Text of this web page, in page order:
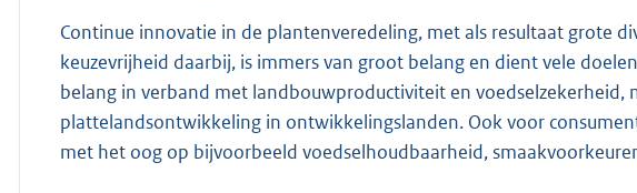
Continue innovatie in de plantenveredeling, met als resultaat grote
keuzevrijheid daarbij, is immers van groot belang en dient vele
belang in verband met landbouwproductiviteit en voedselzekerheid,
plattelandsontwikkeling in ontwikkelingslanden. Ook voor
met het oog op bijvoorbeeld voedselhoudbaarheid,